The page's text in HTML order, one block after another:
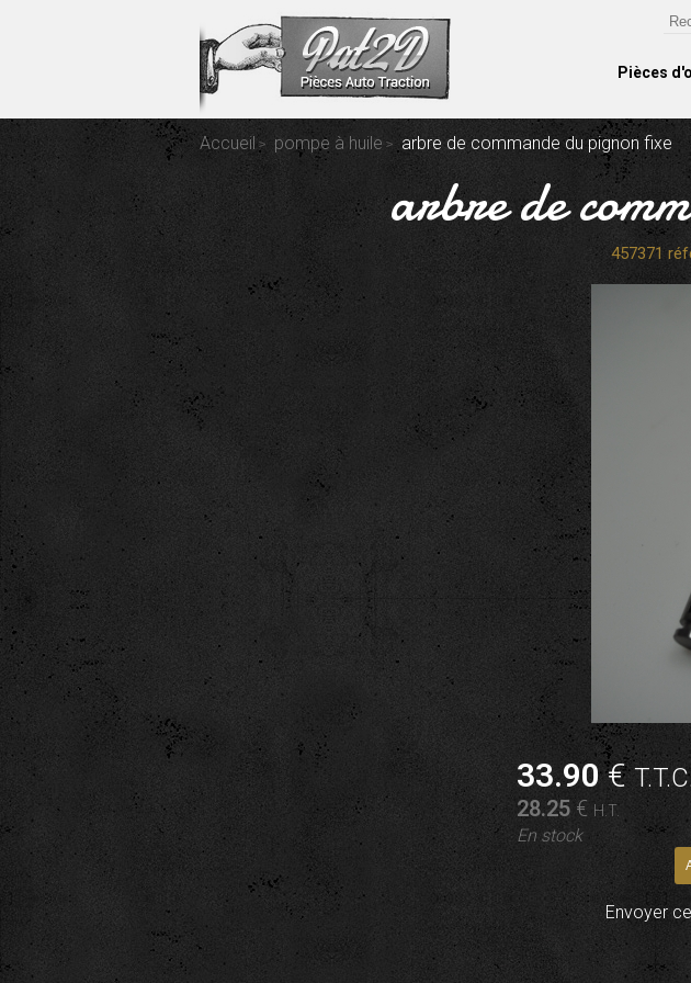
Pièces
Accueil pompe à huile arbre de commande du pignon fixe
arbre de
457371
33.90€T.T.C.
28.25 € H.T.
En stock
Envoyer